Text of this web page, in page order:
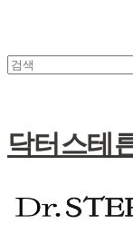
닥터스테